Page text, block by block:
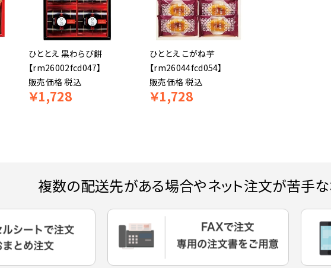
ひととえ 黒わらび餅
【rm26002fcd047】
販売価格税込
￥1,728
ひととえ こがね芋
【rm26044fcd054】
販売価格税込
￥1,728
複数の配送先がある場合やネット注文が苦手